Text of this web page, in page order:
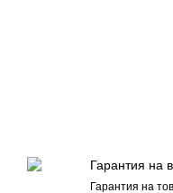
Гарантия на
Гарантия на